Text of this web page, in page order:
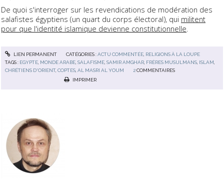
De quoi s'interroger sur les revendications de modération des
salafistes égyptiens (un quart du corps électoral), qui militent
pour que l'identité islamique devienne constitutionnelle
LIEN PERMANENT CATÉGORIES :ACTU COMMENTÉE, RELIGIONS À LA LOUPE
TAGS : EGYPTE MONDE ARABE ,SALAFISME ,SAMIR AMGHAR FRÈRES MUSULMANS ISLAM
CHRÉTIENS D'ORIENT,COPTES ,AL MASRI AL YOUM 2 COMMENTAIRES
IMPRIMER